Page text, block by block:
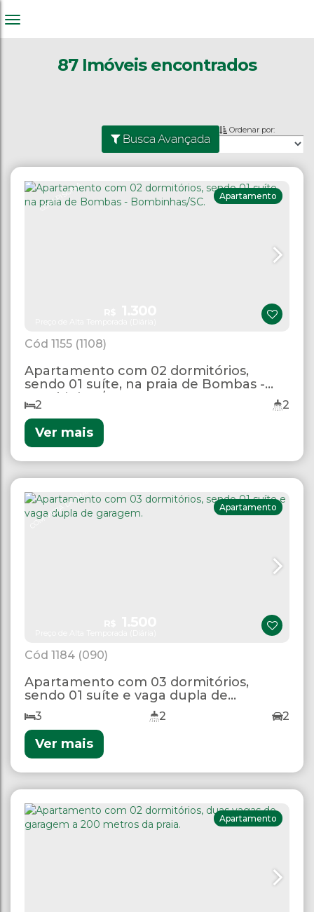
87 Imóveis encontrados
Busca Avançada
Ordenar por:
COM PISCINA
1155 (1108)
Apartamento
Apartamento com 02 dormitórios,
sendo 01 suíte, na praia de Bombas -
Bombinhas/SC.
2 2
Ver mais
COM VISTA DO MAR
1184 (090)
Apartamento
Apartamento com 03 dormitórios,
sendo 01 suíte e vaga dupla de
garagem.
3 2 2
Ver mais
Apartamento